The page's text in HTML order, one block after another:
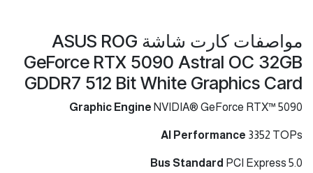
مواصفات كارت شاشة ASUS ROG
GeForce RTX 5090 Astral OC 32GB
GDDR7 512 Bit White Graphics Card
Graphic Engine NVIDIA® GeForce RTX™ 5090
AI Performance 3352 TOPs
Bus Standard PCI Express 5.0